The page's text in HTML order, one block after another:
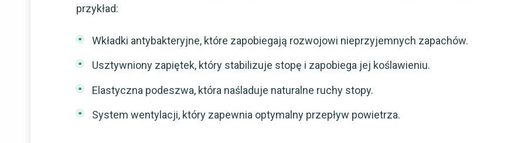
przykład:
Wkładki antybakteryjne, które zapobiegają rozwojowi nieprzyjemnych zapachów.
Usztywniony zapiętek, który stabilizuje stopę i zapobiega jej koślawieniu.
Elastyczna podeszwa, która naśladuje naturalne ruchy stopy.
System wentylacji, który zapewnia optymalny przepływ powietrza.